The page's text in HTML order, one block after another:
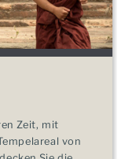
Zeit, mit
von